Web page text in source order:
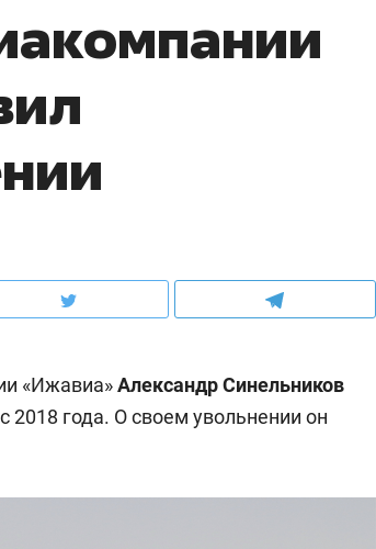
«Ижавиа»Александр Синельников
2018 года. О своем увольнении он